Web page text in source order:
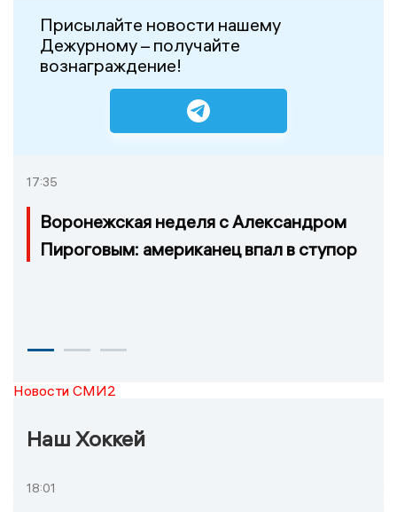
Присылайте новости нашему
Дежурному – получайте
вознаграждение!
17:35
Воронежская неделя с Александром
Пироговым: американец впал в ступор
Новости СМИ2
Наш Хоккей
18:01